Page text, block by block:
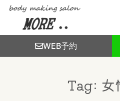
WEB予約
Tag: 女